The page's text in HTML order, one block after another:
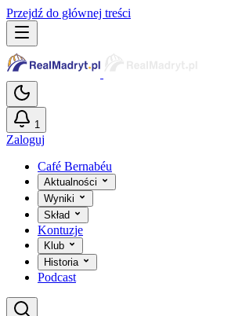
Przejdź do głównej treści
1
Zaloguj
Café Bernabéu
Aktualności
Wyniki
Skład
Kontuzje
Klub
Historia
Podcast